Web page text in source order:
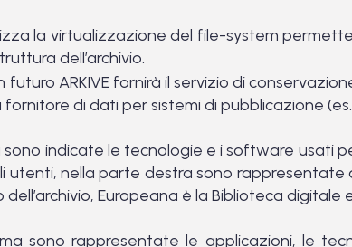
la virtualizzazione del file-system
dell’archivio.
futuro ARKIVE fornirà il servizio di
di dati per sistemi di pubblicazione
indicate le tecnologie e i software usati
utenti, nella parte destra sono rappresentate
Europeana è la Biblioteca digitale
sono rappresentate le applicazioni, le